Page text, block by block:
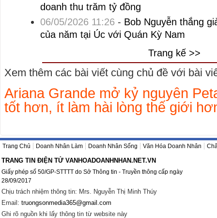
doanh thu trăm tỷ đồng
06/05/2026 11:26 - Bob Nguyễn thắng
của năm tại Úc với Quán Kỳ Nam
Trang kế >>
Xem thêm các bài viết cùng chủ đề với bài
Ariana Grande mở kỷ nguyên
tốt hơn, ít làm hài lòng thế giới
Trang Chủ Doanh Nhân Làm Doanh Nhân Sống Văn Hóa Doanh Nhân
TRANG TIN ĐIỆN TỬ VANHOADOANHNHAN.NET.VN
Giấy phép số 50/GP-STTTT do Sở Thông tin - Truyền thông cấp ngày
28/09/2017
Chịu trách nhiệm thông tin: Mrs. Nguyễn Thị Minh Thúy
Email: truongsonmedia365@gmail.com
Ghi rõ nguồn khi lấy thông tin từ website này